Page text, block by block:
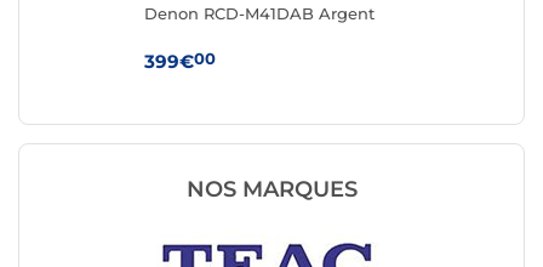
Denon RCD-M41DAB Argent
399€00
NOS MARQUES